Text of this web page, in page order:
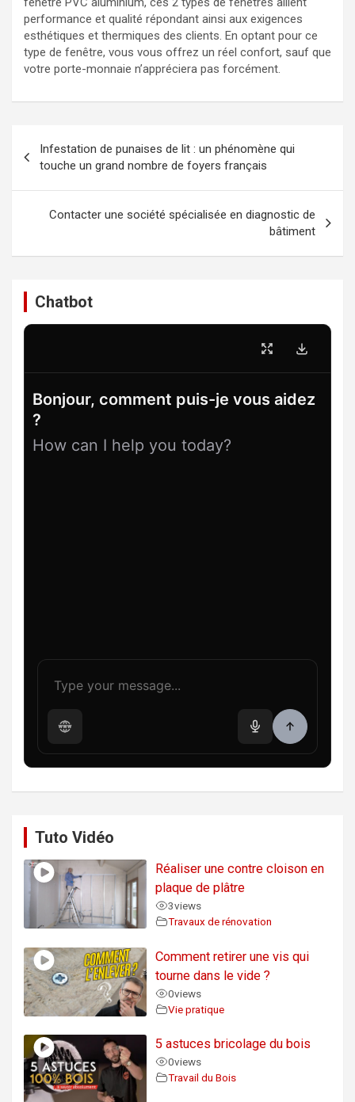
performance et qualité répondant ainsi aux exigences
esthétiques et thermiques des clients. En optant pour ce
type de fenêtre, vous vous offrez un réel confort, sauf que
votre porte-monnaie n’appréciera pas forcément.
de
l’article
Infestation de punaises de lit : un phénomène qui
touche un grand nombre de foyers français
Contacter une société spécialisée en diagnostic de
bâtiment
Chatbot
Bonjour, comment puis-je vous aidez
?
How can I help you today?
Tuto Vidéo
Réaliser une contre cloison en
plaque de plâtre
3views
Travaux de rénovation
Comment retirer une vis qui
tourne dans le vide ?
0views
Vie pratique
5 astuces bricolage du bois
0views
Travail du Bois